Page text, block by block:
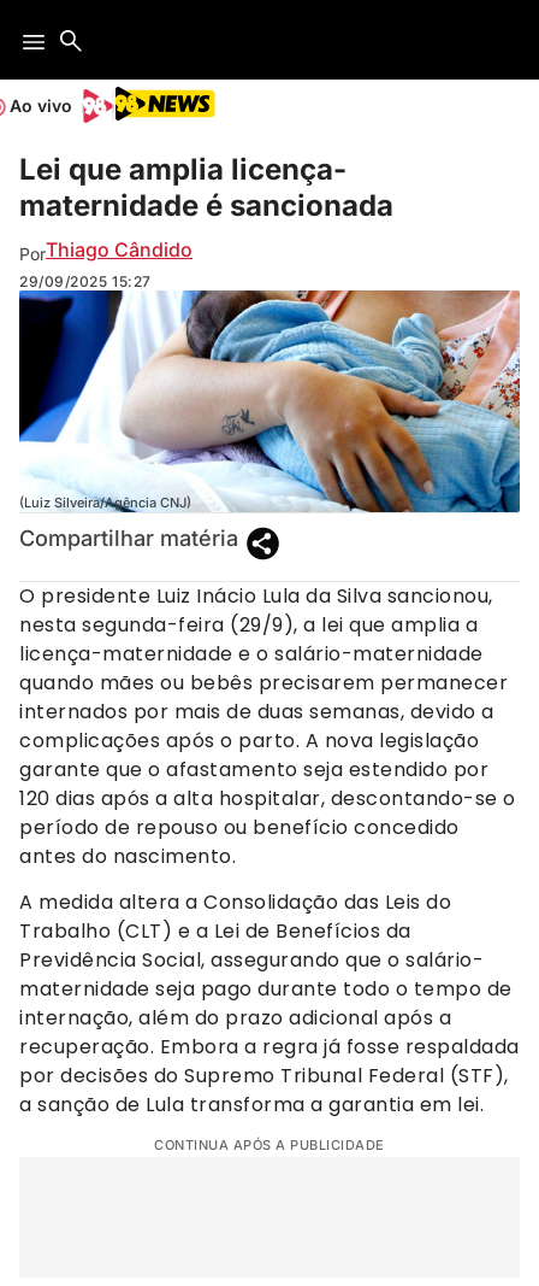
Ao vivo
Lei que amplia licença-
maternidade é sancionada
PorThiago Cândido
29/09/2025 15:27
(Luiz Silveira/Agência CNJ)
Compartilhar matéria
O presidente Luiz Inácio Lula da Silva sancionou,
nesta segunda-feira (29/9), a lei que amplia a
licença-maternidade e o salário-maternidade
quando mães ou bebês precisarem permanecer
internados por mais de duas semanas, devido a
complicações após o parto. A nova legislação
garante que o afastamento seja estendido por
120 dias após a alta hospitalar, descontando-se o
período de repouso ou benefício concedido
antes do nascimento.
A medida altera a Consolidação das Leis do
Trabalho (CLT) e a Lei de Benefícios da
Previdência Social, assegurando que o salário-
maternidade seja pago durante todo o tempo de
internação, além do prazo adicional após a
recuperação. Embora a regra já fosse respaldada
por decisões do Supremo Tribunal Federal (STF),
a sanção de Lula transforma a garantia em lei.
CONTINUA APÓS A PUBLICIDADE